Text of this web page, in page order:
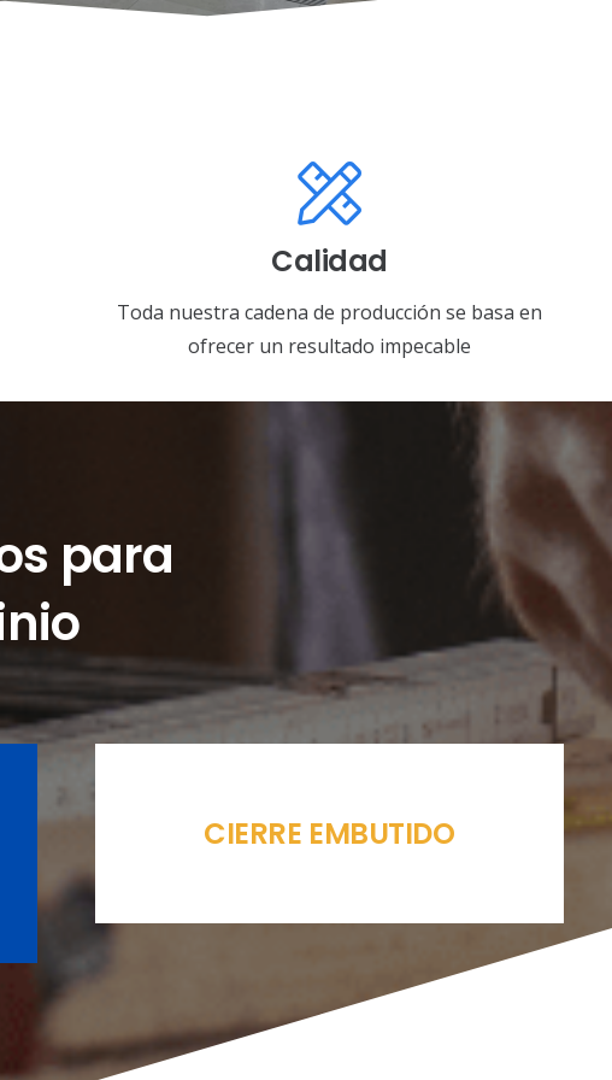
Calidad
Toda nuestra cadena de producción se basa en
ofrecer un resultado impecable
para
CIERRE EMBUTIDO
KIT CORREDERA